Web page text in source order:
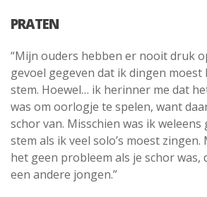
PRATEN
“Mijn ouders hebben er nooit druk
gevoel gegeven dat ik dingen moest
stem. Hoewel… ik herinner me dat
was om oorlogje te spelen, want
schor van. Misschien was ik
stem als ik veel solo’s moest
het geen probleem als je schor was,
een andere jongen.”